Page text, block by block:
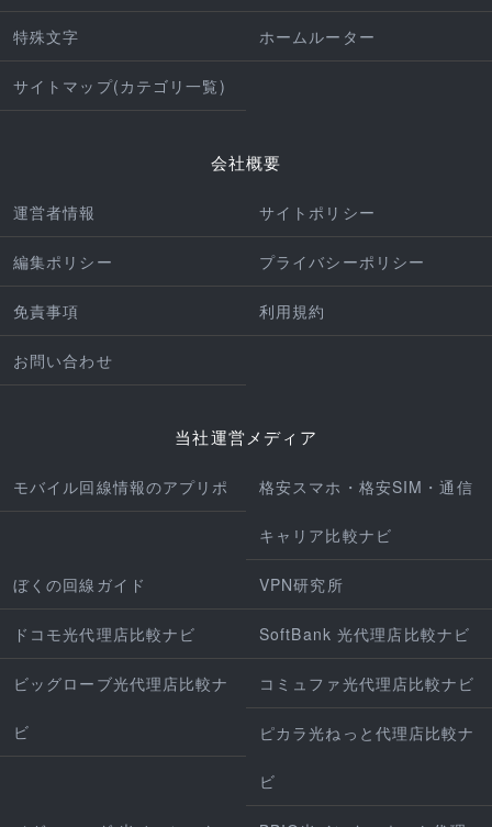
特殊文字 ホームルーター
サイトマップ(カテゴリ一覧)
会社概要
運営者情報 サイトポリシー
編集ポリシー プライバシーポリシー
免責事項 利用規約
お問い合わせ
当社運営メディア
モバイル回線情報のアプリポ 格安スマホ・格安SIM・通信
キャリア比較ナビ
ぼくの回線ガイド VPN研究所
ドコモ光代理店比較ナビ SoftBank 光代理店比較ナビ
ビッグローブ光代理店比較ナ
ビ
コミュファ光代理店比較ナビ
ピカラ光ねっと代理店比較ナ
ビ